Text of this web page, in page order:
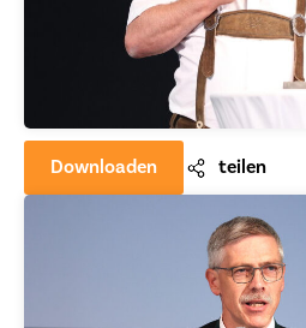
Downloaden teilen